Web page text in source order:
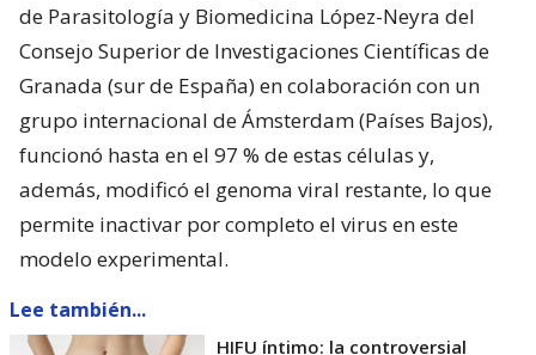
de Parasitología y Biomedicina López-Neyra del
Consejo Superior de Investigaciones Científicas de
Granada (sur de España) en colaboración con un
grupo internacional de Ámsterdam (Países Bajos),
funcionó hasta en el 97 % de estas células y,
además, modificó el genoma viral restante, lo que
permite inactivar por completo el virus en este
modelo experimental.
Lee también...
HIFU íntimo: la controversial